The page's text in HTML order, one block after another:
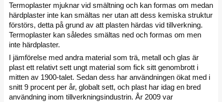
Termoplaster mjuknar vid smältning och kan formas om medan
härdplaster inte kan smältas ner utan att dess kemiska struktur
förstörs, detta på grund av att plasten härdas vid tillverkning.
Termoplaster kan således smältas ned och formas om men
inte härdplaster.
I jämförelse med andra material som trä, metall och glas är
plast ett relativt sett ungt material som fick sitt genombrott i
mitten av 1900-talet. Sedan dess har användningen ökat med i
snitt 9 procent per år, globalt sett, och plast har idag en bred
användning inom tillverkningsindustrin. År 2009 var